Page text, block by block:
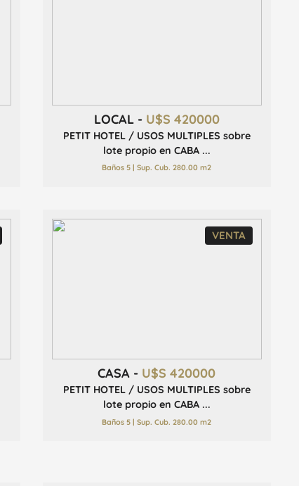
LOCAL - U$S 420000
PETIT HOTEL / USOS MULTIPLES sobre
lote propio en CABA ...
Baños 5 | Sup. Cub. 280.00 m2
VENTA
CASA - U$S 420000
PETIT HOTEL / USOS MULTIPLES sobre
lote propio en CABA ...
Baños 5 | Sup. Cub. 280.00 m2